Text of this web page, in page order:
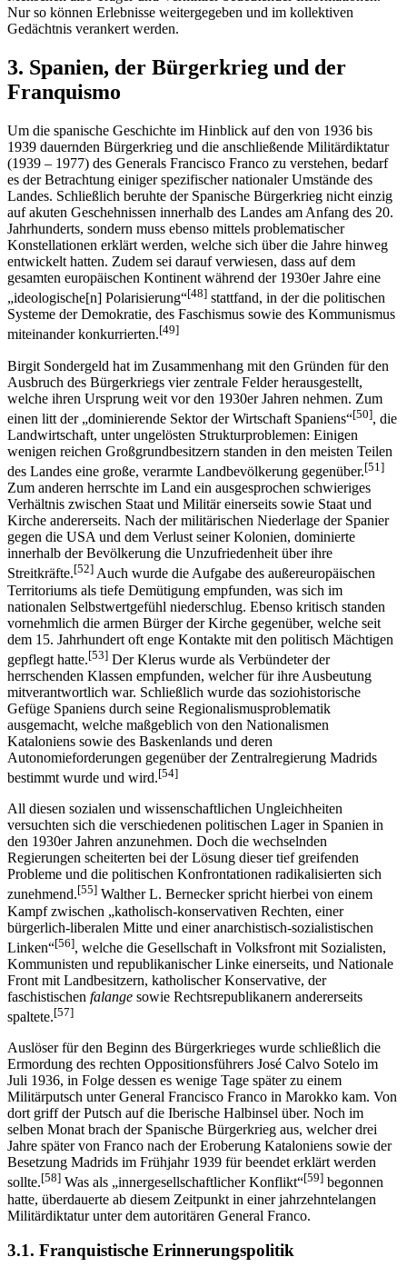
Nur so können Erlebnisse weitergegeben und im kollektiven
Gedächtnis verankert werden.
3. Spanien, der Bürgerkrieg und der
Franquismo
Um die spanische Geschichte im Hinblick auf den von 1936 bis
1939 dauernden Bürgerkrieg und die anschließende Militärdiktatur
(1939 – 1977) des Generals Francisco Franco zu verstehen, bedarf
es der Betrachtung einiger spezifischer nationaler Umstände des
Landes. Schließlich beruhte der Spanische Bürgerkrieg nicht einzig
auf akuten Geschehnissen innerhalb des Landes am Anfang des 20.
Jahrhunderts, sondern muss ebenso mittels problematischer
Konstellationen erklärt werden, welche sich über die Jahre hinweg
entwickelt hatten. Zudem sei darauf verwiesen, dass auf dem
gesamten europäischen Kontinent während der 1930er Jahre eine
„ideologische[n] Polarisierung“[48] stattfand, in der die politischen
Systeme der Demokratie, des Faschismus sowie des Kommunismus
miteinander konkurrierten.[49]
Birgit Sondergeld hat im Zusammenhang mit den Gründen für den
Ausbruch des Bürgerkriegs vier zentrale Felder herausgestellt,
welche ihren Ursprung weit vor den 1930er Jahren nehmen. Zum
einen litt der „dominierende Sektor der Wirtschaft Spaniens“[50], die
Landwirtschaft, unter ungelösten Strukturproblemen: Einigen
wenigen reichen Großgrundbesitzern standen in den meisten Teilen
des Landes eine große, verarmte Landbevölkerung gegenüber.[51]
Zum anderen herrschte im Land ein ausgesprochen schwieriges
Verhältnis zwischen Staat und Militär einerseits sowie Staat und
Kirche andererseits. Nach der militärischen Niederlage der Spanier
gegen die USA und dem Verlust seiner Kolonien, dominierte
innerhalb der Bevölkerung die Unzufriedenheit über ihre
Streitkräfte.[52] Auch wurde die Aufgabe des außereuropäischen
Territoriums als tiefe Demütigung empfunden, was sich im
nationalen Selbstwertgefühl niederschlug. Ebenso kritisch standen
vornehmlich die armen Bürger der Kirche gegenüber, welche seit
dem 15. Jahrhundert oft enge Kontakte mit den politisch Mächtigen
gepflegt hatte.[53] Der Klerus wurde als Verbündeter der
herrschenden Klassen empfunden, welcher für ihre Ausbeutung
mitverantwortlich war. Schließlich wurde das soziohistorische
Gefüge Spaniens durch seine Regionalismusproblematik
ausgemacht, welche maßgeblich von den Nationalismen
Kataloniens sowie des Baskenlands und deren
Autonomieforderungen gegenüber der Zentralregierung Madrids
bestimmt wurde und wird.[54]
All diesen sozialen und wissenschaftlichen Ungleichheiten
versuchten sich die verschiedenen politischen Lager in Spanien in
den 1930er Jahren anzunehmen. Doch die wechselnden
Regierungen scheiterten bei der Lösung dieser tief greifenden
Probleme und die politischen Konfrontationen radikalisierten sich
zunehmend.[55] Walther L. Bernecker spricht hierbei von einem
Kampf zwischen „katholisch-konservativen Rechten, einer
bürgerlich-liberalen Mitte und einer anarchistisch-sozialistischen
Linken“[56], welche die Gesellschaft in Volksfront mit Sozialisten,
Kommunisten und republikanischer Linke einerseits, und Nationale
Front mit Landbesitzern, katholischer Konservative, der
faschistischen falange sowie Rechts­republikanern andererseits
spaltete.[57]
Auslöser für den Beginn des Bürgerkrieges wurde schließlich die
Ermordung des rechten Oppositionsführers José Calvo Sotelo im
Juli 1936, in Folge dessen es wenige Tage später zu einem
Militärputsch unter General Francisco Franco in Marokko kam. Von
dort griff der Putsch auf die Iberische Halbinsel über. Noch im
selben Monat brach der Spanische Bürgerkrieg aus, welcher drei
Jahre später von Franco nach der Eroberung Kataloniens sowie der
Besetzung Madrids im Frühjahr 1939 für beendet erklärt werden
sollte.[58] Was als „innergesellschaftlicher Konflikt“[59] begonnen
hatte, überdauerte ab diesem Zeitpunkt in einer jahrzehntelangen
Militärdiktatur unter dem autoritären General Franco.
3.1. Franquistische Erinnerungspolitik